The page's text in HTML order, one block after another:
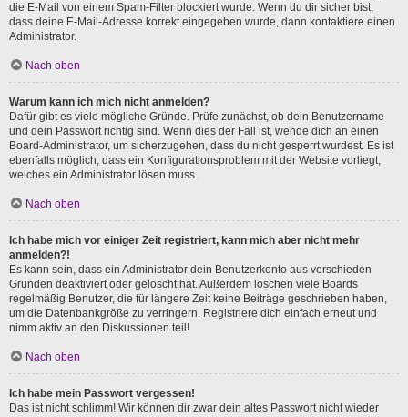
die E-Mail von einem Spam-Filter blockiert wurde. Wenn du dir sicher bist,
dass deine E-Mail-Adresse korrekt eingegeben wurde, dann kontaktiere einen
Administrator.
Nach oben
Warum kann ich mich nicht anmelden?
Dafür gibt es viele mögliche Gründe. Prüfe zunächst, ob dein Benutzername
und dein Passwort richtig sind. Wenn dies der Fall ist, wende dich an einen
Board-Administrator, um sicherzugehen, dass du nicht gesperrt wurdest. Es ist
ebenfalls möglich, dass ein Konfigurationsproblem mit der Website vorliegt,
welches ein Administrator lösen muss.
Nach oben
Ich habe mich vor einiger Zeit registriert, kann mich aber nicht mehr
anmelden?!
Es kann sein, dass ein Administrator dein Benutzerkonto aus verschieden
Gründen deaktiviert oder gelöscht hat. Außerdem löschen viele Boards
regelmäßig Benutzer, die für längere Zeit keine Beiträge geschrieben haben,
um die Datenbankgröße zu verringern. Registriere dich einfach erneut und
nimm aktiv an den Diskussionen teil!
Nach oben
Ich habe mein Passwort vergessen!
Das ist nicht schlimm! Wir können dir zwar dein altes Passwort nicht wieder